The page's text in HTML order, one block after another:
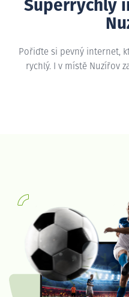
Superrychlý
Pořiďte si pevný internet,
rychlý. I v místě Nuzířov